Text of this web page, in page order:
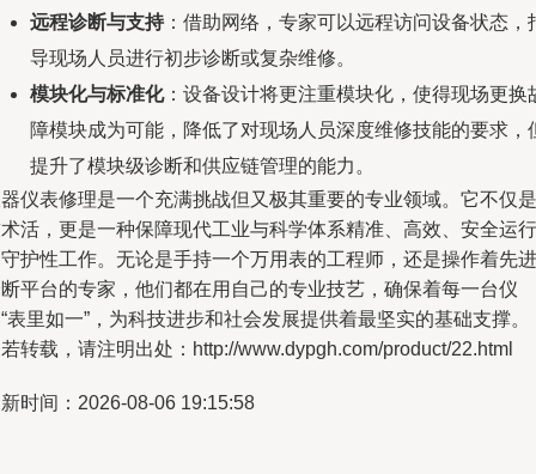
远程诊断与支持：借助网络，专家可以远程访问设备状态，
导现场人员进行初步诊断或复杂维修。
模块化与标准化：设备设计将更注重模块化，使得现场更换
障模块成为可能，降低了对现场人员深度维修技能的要求，
提升了模块级诊断和供应链管理的能力。
仪表修理是一个充满挑战但又极其重要的专业领域。它不仅是
活，更是一种保障现代工业与科学体系精准、高效、安全运行
护性工作。无论是手持一个万用表的工程师，还是操作着先进
平台的专家，他们都在用自己的专业技艺，确保着每一台仪
表里如一”，为科技进步和社会发展提供着最坚实的基础支撑。
转载，请注明出处：http://www.dypgh.com/product/22.html
时间：2026-08-06 19:15:58